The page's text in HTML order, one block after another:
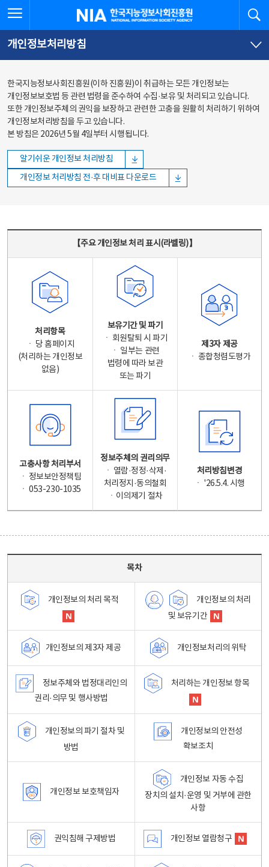
바로가기
바로가기
한국지능정보사회진흥원
개인정보처리방침
한국지능정보사회진흥원(이하 진흥원)이 취급하는 모든 개인정보는
개인정보보호법 등 관련 법령을 준수하여 수집·보유 및 처리되고 있습니다.
또한 개인정보주체의 권익을 보장하고 관련한 고충을 원활히 처리하기 위하여
개인정보처리방침을 두고 있습니다.
본 방침은 2026년 5월 4일부터 시행됩니다.
알기쉬운 개인정보 처리방침
개인정보 처리방침 전·후 대비표 다운로드
【주요 개인정보 처리 표시(라벨링)】
처리항목
ㆍ 당 홈페이지
(처리하는 개인정보
없음)
보유기간 및 파기
ㆍ 회원탈퇴 시 파기
ㆍ 일부는 관련
법령에 따라 보관
또는 파기
제3자 제공
ㆍ 종합청렴도평가
고충사항 처리부서
ㆍ 정보보안정책팀
ㆍ 053-230-1035
정보주체의 권리의무
ㆍ 열람·정정·삭제·
처리정지·동의철회
ㆍ이의제기 절차
처리방침변경
ㆍ '26.5.4. 시행
목차
개인정보의 처리 목적
개인정보의 처리
및 보유기간
개인정보의 제3자 제공 개인정보처리의 위탁
정보주체와 법정대리인의
권리·의무 및 행사방법
처리하는 개인정보 항목
개인정보의 파기 절차 및
방법
개인정보의 안전성
확보조치
개인정보 보호책임자
개인정보 자동 수집
장치의 설치·운영 및 거부에 관한
사항
권익침해 구제방법 개인정보 열람청구